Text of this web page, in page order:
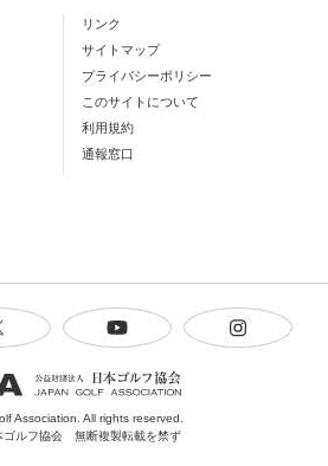
リンク
サイトマップ
プライバシーポリシー
このサイトについて
利用規約
通報窓口
Association. All rights reserved.
ゴルフ協会 無断複製転載を禁ず